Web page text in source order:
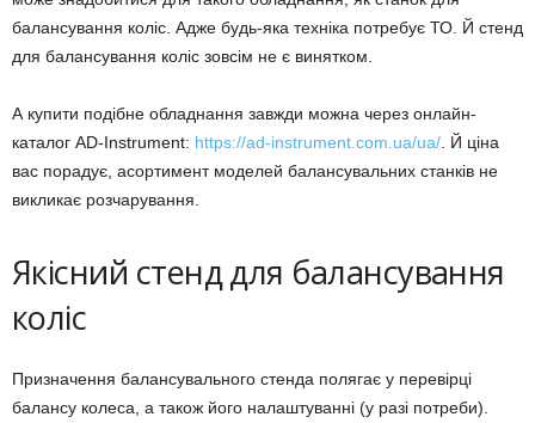
балансування коліс. Адже будь-яка техніка потребує ТО. Й стенд
для балансування коліс зовсім не є винятком.
А купити подібне обладнання завжди можна через онлайн-
каталог AD-Instrument: https://ad-instrument.com.ua/ua/ . Й ціна
вас порадує, асортимент моделей балансувальних станків не
викликає розчарування.
Якісний стенд для балансування
коліс
Призначення балансувального стенда полягає у перевірці
балансу колеса, а також його налаштуванні (у разі потреби).